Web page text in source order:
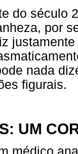
do século
por
nada
figurais.
UM
médico